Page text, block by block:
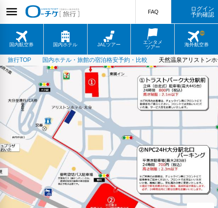
国内航空券 国内ホテル JALツアー
エンタメ
ツアー
海外航空券
FAQ
ログイン
予約確認
旅行TOP 国内ホテル・旅館の宿泊格安予約・比較 天然温泉アリストン